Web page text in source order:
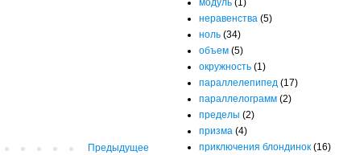
Предыдущее
модуль (1)
неравенства (5)
ноль (34)
объем (5)
окружность (1)
параллелепипед (17)
параллелограмм (2)
пределы (2)
призма (4)
приключения блондинок (16)